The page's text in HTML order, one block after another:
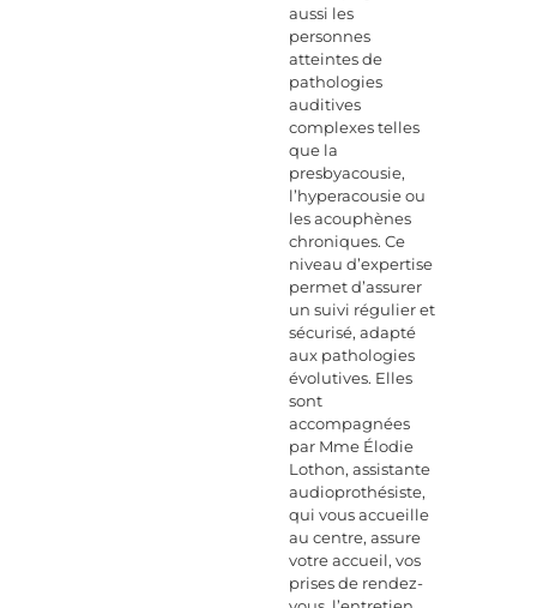
aussi les
personnes
atteintes de
pathologies
auditives
complexes telles
que la
presbyacousie,
l’hyperacousie ou
les acouphènes
chroniques. Ce
niveau d’expertise
permet d’assurer
un suivi régulier et
sécurisé, adapté
aux pathologies
évolutives. Elles
sont
accompagnées
par Mme Élodie
Lothon, assistante
audioprothésiste,
qui vous accueille
au centre, assure
votre accueil, vos
prises de rendez-